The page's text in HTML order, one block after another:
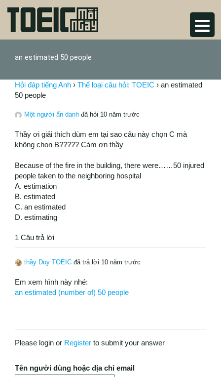
an estimated 50 people
Hỏi đáp tiếng Anh › Thể loại câu hỏi: TOEIC › an estimated
50 people
Một người ẩn danh đã hỏi 10 năm trước
Thầy ơi giải thích dùm em tại sao câu này chọn C mà
không chọn B????? Cám ơn thầy
Because of the fire in the building, there were……50 injured
people taken to the neighboring hospital
A. estimation
B. estimated
C. an estimated
D. estimating
1 Câu trả lời
thầy Duy TOEIC đã trả lời 10 năm trước
Em xem hình này nhé:
an estimated (number of) 50 people
Please login or Register to submit your answer
Tên người dùng hoặc địa chỉ email